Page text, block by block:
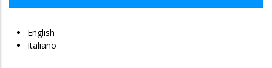
English
Italiano